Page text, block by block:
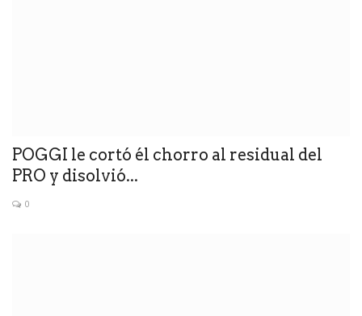
POGGI le cortó él chorro al residual del
PRO y disolvió...
0